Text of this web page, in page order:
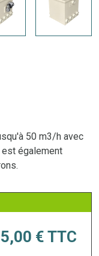
50 m3/h avec
également
€ TTC